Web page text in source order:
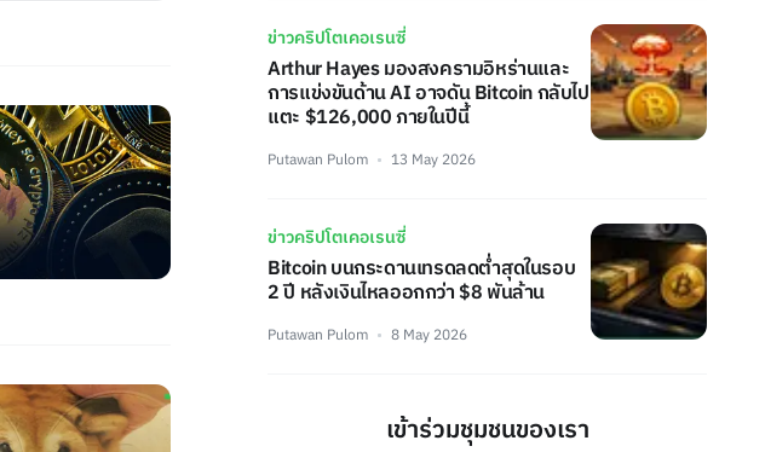
ข่าวคริปโตเคอเรนซี่
Arthur Hayes มองสงครามอิหร่านและ
การแข่งขันด้าน AI อาจดัน Bitcoin กลับไป
แตะ $126,000 ภายในปีนี้
Putawan Pulom 13 May 2026
ข่าวคริปโตเคอเรนซี่
Bitcoin บนกระดานเทรดลดต่ำสุดในรอบ
2 ปี หลังเงินไหลออกกว่า $8 พันล้าน
Putawan Pulom 8 May 2026
เข้าร่วมชุมชนของเรา